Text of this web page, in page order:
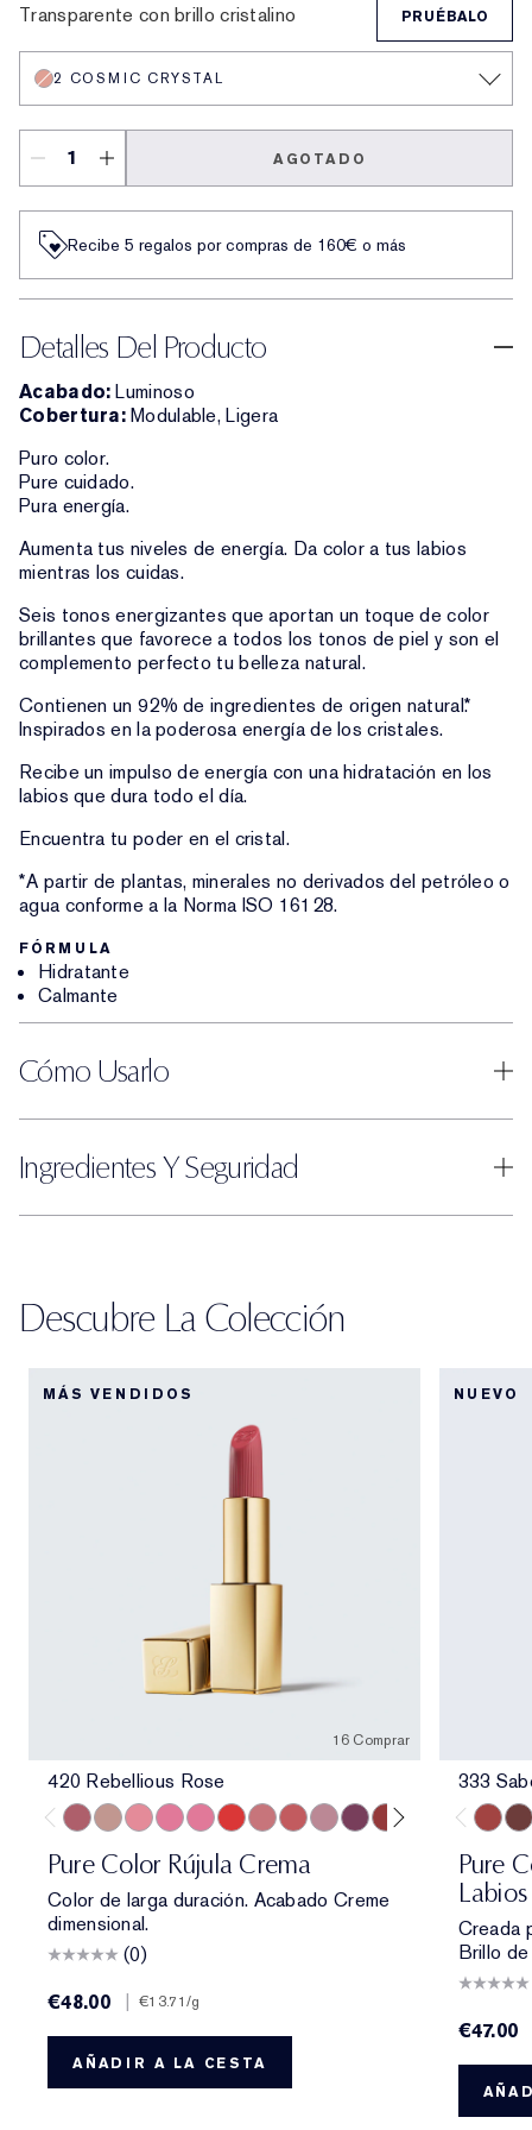
Transparente con brillo cristalino
PRUÉBALO
2 COSMIC CRYSTAL
AGOTADO
Recibe 5 regalos por compras de 160€ o más
Detalles Del Producto
Acabado: Luminoso
Cobertura:Modulable, Ligera
Puro color.
Pure cuidado.
Pura energía.
Aumenta tus niveles de energía. Da color a tus labios
mientras los cuidas.
Seis tonos energizantes que aportan un toque de color
brillantes que favorece a todos los tonos de piel y son el
complemento perfecto tu belleza natural.
Contienen un 92% de ingredientes de origen natural.*
Inspirados en la poderosa energía de los cristales.
Recibe un impulso de energía con una hidratación en los
labios que dura todo el día.
Encuentra tu poder en el cristal.
*A partir de plantas, minerales no derivados del petróleo o
agua conforme a la Norma ISO 16128.
FÓRMULA
Hidratante
Calmante
Cómo Usarlo
Ingredientes Y Seguridad
Descubre La Colección
MÁS VENDIDOS
16 Comprar
420 Rebellious Rose
Pure Color Rújula Crema
Color de larga duración. Acabado Creme
dimensional.
(0)
€48.00
| €13.71/g
AÑADIR A LA CESTA
NUEVO
333
Pure
Creada
Brillo
€47.00